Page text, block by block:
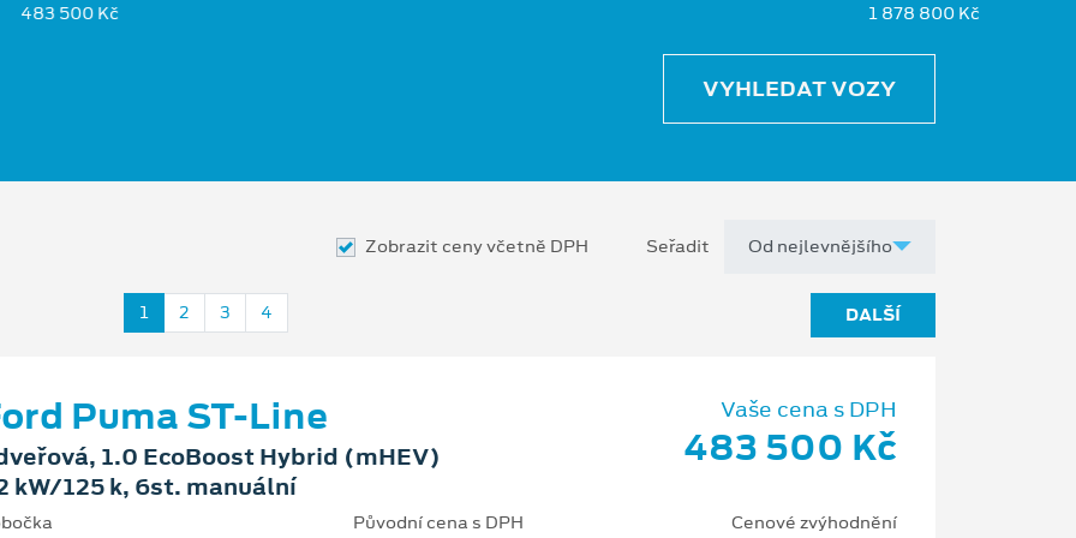
483 500 Kč 1 878 800 Kč
VYHLEDAT VOZY
Zobrazit ceny včetně DPH Seřadit
1 2 3 4 DALŠÍ
Puma ST-Line
1.0 EcoBoost Hybrid (mHEV)
kW/125 k, 6st. manuální
Vaše cena s DPH
483 500 Kč
Původní cena s DPH Cenové zvýhodnění